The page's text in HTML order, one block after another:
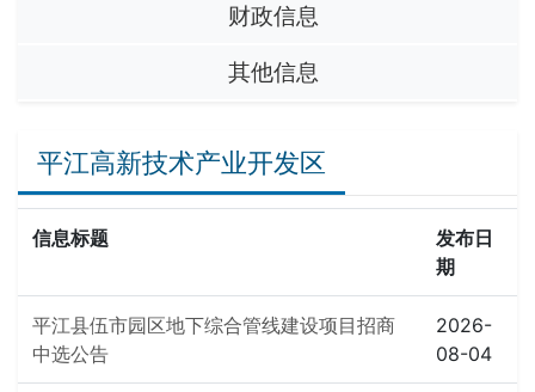
财政信息
其他信息
平江高新技术产业开发区
信息标题
发布日
期
平江县伍市园区地下综合管线建设项目招商
中选公告
2026-
08-04